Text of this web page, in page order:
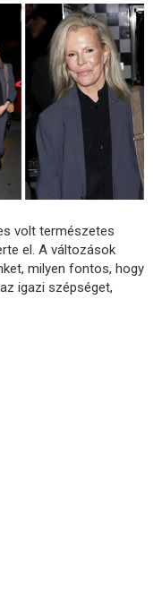
volt természetes
el. A változások
milyen fontos, hogy
igazi szépséget,